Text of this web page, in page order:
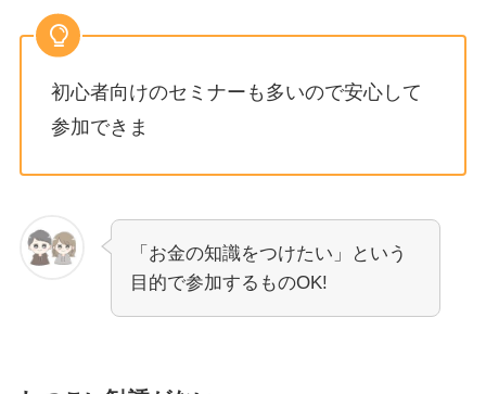
初心者向けのセミナーも多いので安心して
参加できま
「お金の知識をつけたい」という
目的で参加するものOK!